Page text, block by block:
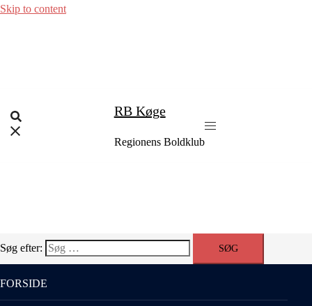
Skip to content
RB Køge
Regionens Boldklub
Søg efter:
FORSIDE